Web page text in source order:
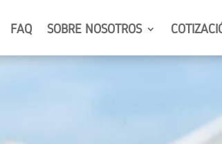
FAQ SOBRE NOSOTROS